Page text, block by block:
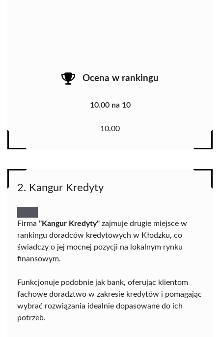
Ocena w rankingu
10.00 na 10
10.00
2. Kangur Kredyty
Firma "Kangur Kredyty" zajmuje drugie miejsce w
rankingu doradców kredytowych w Kłodzku, co
świadczy o jej mocnej pozycji na lokalnym rynku
finansowym.
Funkcjonuje podobnie jak bank, oferując klientom
fachowe doradztwo w zakresie kredytów i pomagając
wybrać rozwiązania idealnie dopasowane do ich
potrzeb.